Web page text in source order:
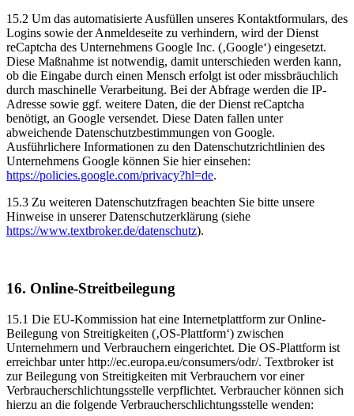
15.2 Um das automatisierte Ausfüllen unseres Kontaktformulars, des
Logins sowie der Anmeldeseite zu verhindern, wird der Dienst
reCaptcha des Unternehmens Google Inc. (‚Google‘) eingesetzt.
Diese Maßnahme ist notwendig, damit unterschieden werden kann,
ob die Eingabe durch einen Mensch erfolgt ist oder missbräuchlich
durch maschinelle Verarbeitung. Bei der Abfrage werden die IP-
Adresse sowie ggf. weitere Daten, die der Dienst reCaptcha
benötigt, an Google versendet. Diese Daten fallen unter
abweichende Datenschutzbestimmungen von Google.
Ausführlichere Informationen zu den Datenschutzrichtlinien des
Unternehmens Google können Sie hier einsehen:
https://policies.google.com/privacy?hl=de.
15.3 Zu weiteren Datenschutzfragen beachten Sie bitte unsere
Hinweise in unserer Datenschutzerklärung (siehe
https://www.textbroker.de/datenschutz).
16. Online-Streitbeilegung
15.1 Die EU-Kommission hat eine Internetplattform zur Online-
Beilegung von Streitigkeiten (‚OS-Plattform‘) zwischen
Unternehmern und Verbrauchern eingerichtet. Die OS-Plattform ist
erreichbar unter http://ec.europa.eu/consumers/odr/. Textbroker ist
zur Beilegung von Streitigkeiten mit Verbrauchern vor einer
Verbraucherschlichtungsstelle verpflichtet. Verbraucher können sich
hierzu an die folgende Verbraucherschlichtungsstelle wenden: